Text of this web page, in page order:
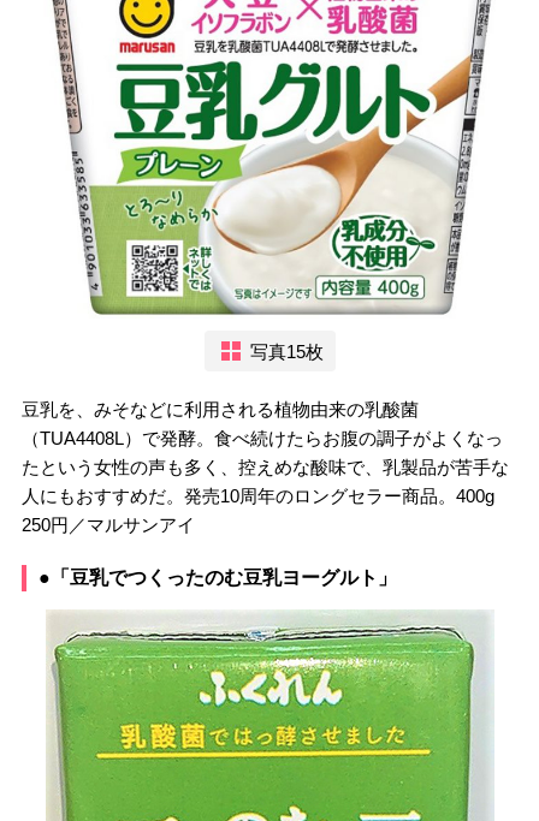
写真15枚
豆乳を、みそなどに利用される植物由来の乳酸菌
（TUA4408L）で発酵。食べ続けたらお腹の調子がよくなっ
たという女性の声も多く、控えめな酸味で、乳製品が苦手な
人にもおすすめだ。発売10周年のロングセラー商品。400g
250円／マルサンアイ
●「豆乳でつくったのむ豆乳ヨーグルト」